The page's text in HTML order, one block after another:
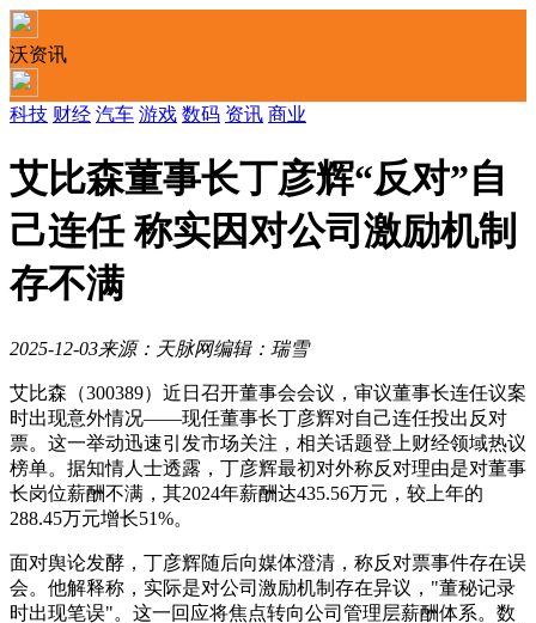
沃资讯
科技 财经 汽车 游戏 数码 资讯 商业
艾比森董事长丁彦辉“反对”自
己连任 称实因对公司激励机制
存不满
2025-12-03来源：天脉网编辑：瑞雪
艾比森（300389）近日召开董事会会议，审议董事长连任议案
时出现意外情况——现任董事长丁彦辉对自己连任投出反对
票。这一举动迅速引发市场关注，相关话题登上财经领域热议
榜单。据知情人士透露，丁彦辉最初对外称反对理由是对董事
长岗位薪酬不满，其2024年薪酬达435.56万元，较上年的
288.45万元增长51%。
面对舆论发酵，丁彦辉随后向媒体澄清，称反对票事件存在误
会。他解释称，实际是对公司激励机制存在异议，"董秘记录
时出现笔误"。这一回应将焦点转向公司管理层薪酬体系。数